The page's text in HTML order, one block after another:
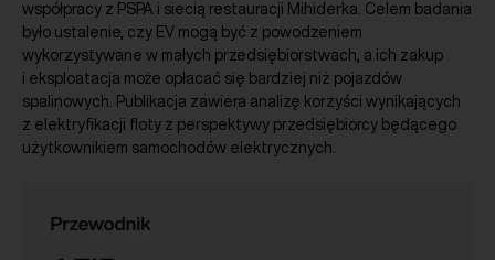
współpracy z PSPA i siecią restauracji Mihiderka. Celem badania
było ustalenie, czy EV mogą być z powodzeniem
wykorzystywane w małych przedsiębiorstwach, a ich zakup
i eksploatacja może opłacać się bardziej niż pojazdów
spalinowych. Publikacja zawiera analizę korzyści wynikających
z elektryfikacji floty z perspektywy przedsiębiorcy będącego
użytkownikiem samochodów elektrycznych.